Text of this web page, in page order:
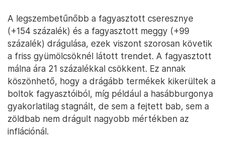
A legszembetűnőbb a fagyasztott cseresznye
(+154 százalék) és a fagyasztott meggy (+99
százalék) drágulása, ezek viszont szorosan követik
a friss gyümölcsöknél látott trendet. A fagyasztott
málna ára 21 százalékkal csökkent. Ez annak
köszönhető, hogy a drágább termékek kikerültek a
boltok fagyasztóiból, míg például a hasábburgonya
gyakorlatilag stagnált, de sem a fejtett bab, sem a
zöldbab nem drágult nagyobb mértékben az
inflációnál.